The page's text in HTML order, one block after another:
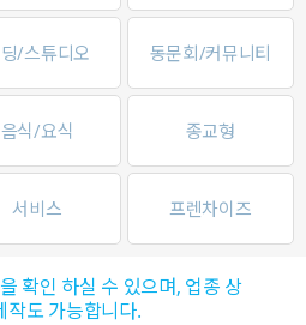
/스튜디오 동문회/커뮤니티
음식/요식 종교형
서비스 프렌차이즈
확인 하실 수 있으며, 업종 상
작도 가능합니다.